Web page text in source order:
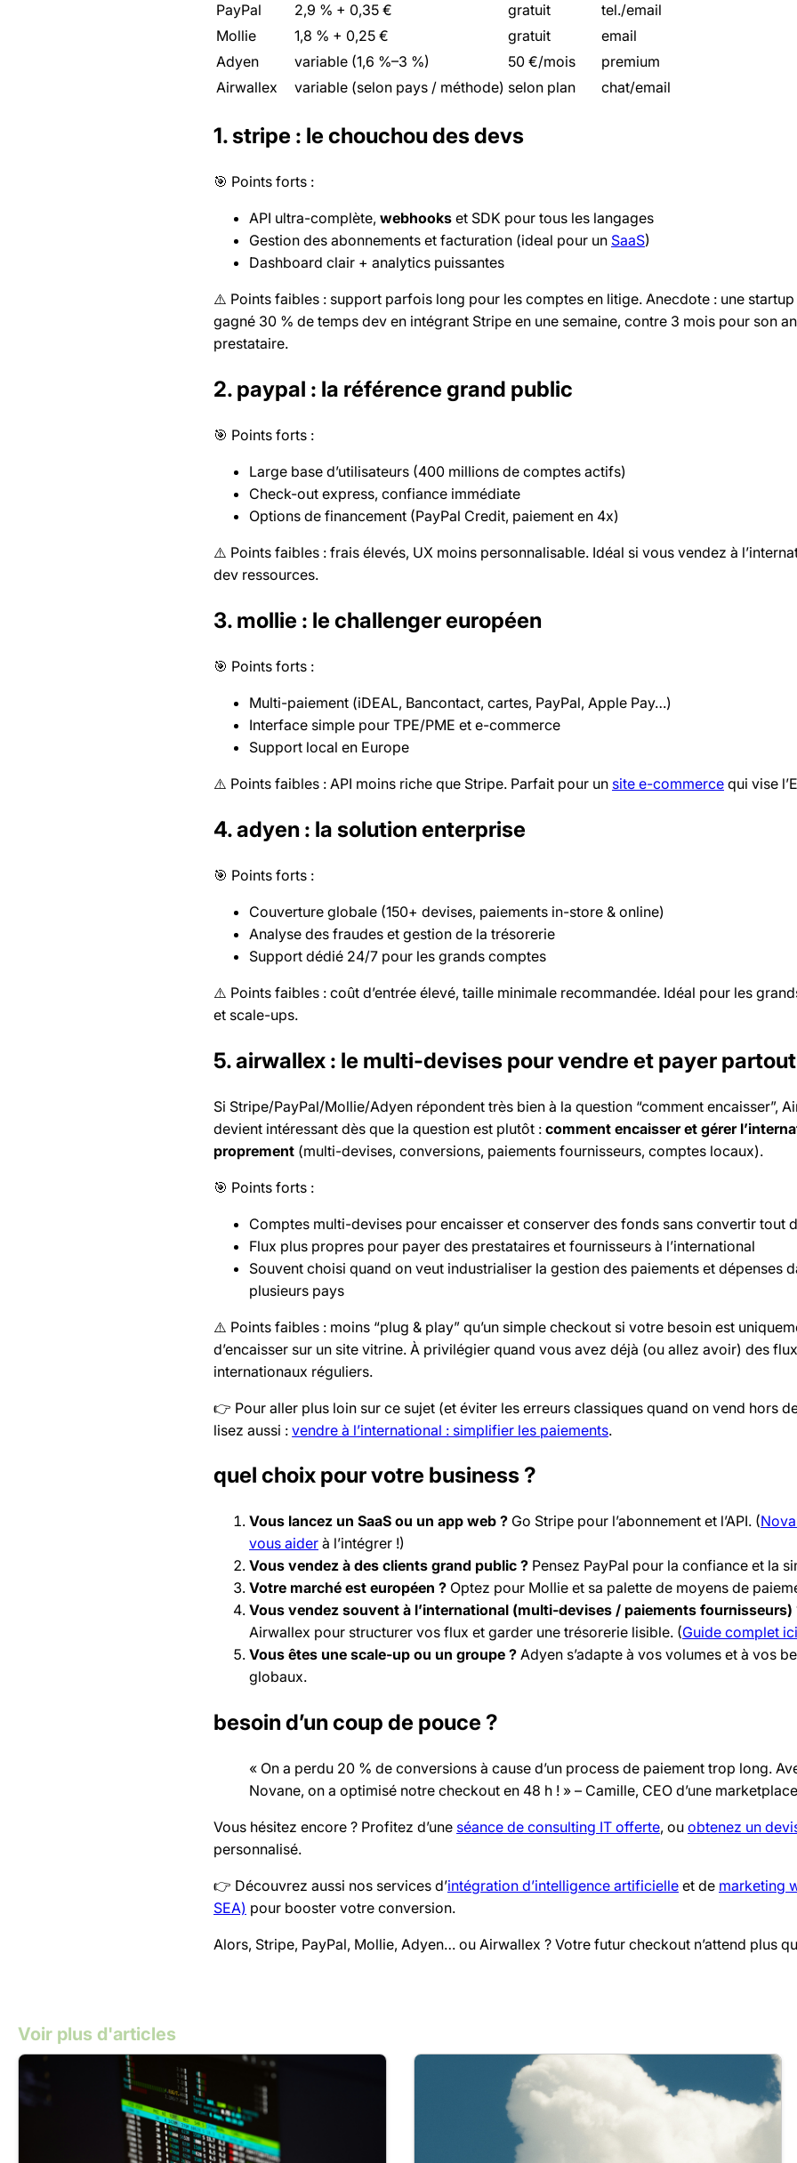
PayPal
2,9 % + 0,35 € gratuit
tel./email
Mollie
1,8 % + 0,25 € gratuit
email
Adyen
variable (1,6 %–3 %) 50 €/mois
premium
Airwallex
variable (selon pays / méthode) selon plan chat/email
1. stripe : le chouchou des devs
🎯 Points forts :
API ultra-complète, webhooks et SDK pour tous les langages
Gestion des abonnements et facturation (ideal pour un SaaS)
Dashboard clair + analytics puissantes
⚠️ Points faibles : support parfois long pour les comptes en litige. Anecdote : une startup
gagné 30 % de temps dev en intégrant Stripe en une semaine, contre 3 mois pour son
prestataire.
2. paypal : la référence grand public
🎯 Points forts :
Large base d’utilisateurs (400 millions de comptes actifs)
Check-out express, confiance immédiate
Options de financement (PayPal Credit, paiement en 4x)
⚠️ Points faibles : frais élevés, UX moins personnalisable. Idéal si vous vendez à
dev ressources.
3. mollie : le challenger européen
🎯 Points forts :
Multi-paiement (iDEAL, Bancontact, cartes, PayPal, Apple Pay…)
Interface simple pour TPE/PME et e-commerce
Support local en Europe
⚠️ Points faibles : API moins riche que Stripe. Parfait pour un site e-commerce qui vise
4. adyen : la solution enterprise
🎯 Points forts :
Couverture globale (150+ devises, paiements in-store & online)
Analyse des fraudes et gestion de la trésorerie
Support dédié 24/7 pour les grands comptes
⚠️ Points faibles : coût d’entrée élevé, taille minimale recommandée. Idéal pour les
et scale-ups.
5. airwallex : le multi-devises pour vendre et payer partout
Si Stripe/PayPal/Mollie/Adyen répondent très bien à la question “comment encaisser”,
devient intéressant dès que la question est plutôt : comment encaisser et gérer
proprement (multi-devises, conversions, paiements fournisseurs, comptes locaux).
🎯 Points forts :
Comptes multi-devises pour encaisser et conserver des fonds sans convertir tout
Flux plus propres pour payer des prestataires et fournisseurs à l’international
Souvent choisi quand on veut industrialiser la gestion des paiements et dépenses
plusieurs pays
⚠️ Points faibles : moins “plug & play” qu’un simple checkout si votre besoin est
d’encaisser sur un site vitrine. À privilégier quand vous avez déjà (ou allez avoir) des flux
internationaux réguliers.
👉 Pour aller plus loin sur ce sujet (et éviter les erreurs classiques quand on vend hors
lisez aussi : vendre à l’international : simplifier les paiements.
quel choix pour votre business ?
Vous lancez un SaaS ou un app web ? Go Stripe pour l’abonnement et l’API. (
vous aider à l’intégrer !)
Vous vendez à des clients grand public ? Pensez PayPal pour la confiance et la
Votre marché est européen ? Optez pour Mollie et sa palette de moyens de
Vous vendez souvent à l’international (multi-devises / paiements fournisseurs)
Airwallex pour structurer vos flux et garder une trésorerie lisible. (Guide complet ici
Vous êtes une scale-up ou un groupe ? Adyen s’adapte à vos volumes et à vos
globaux.
besoin d’un coup de pouce ?
« On a perdu 20 % de conversions à cause d’un process de paiement trop long.
Novane, on a optimisé notre checkout en 48 h ! » – Camille, CEO d’une marketplace
Vous hésitez encore ? Profitez d’une séance de consulting IT offerte, ou obtenez un
personnalisé.
👉 Découvrez aussi nos services d’intégration d’intelligence artificielle et de marketing
SEA) pour booster votre conversion.
Alors, Stripe, PayPal, Mollie, Adyen… ou Airwallex ? Votre futur checkout n’attend plus
Voir plus d'articles